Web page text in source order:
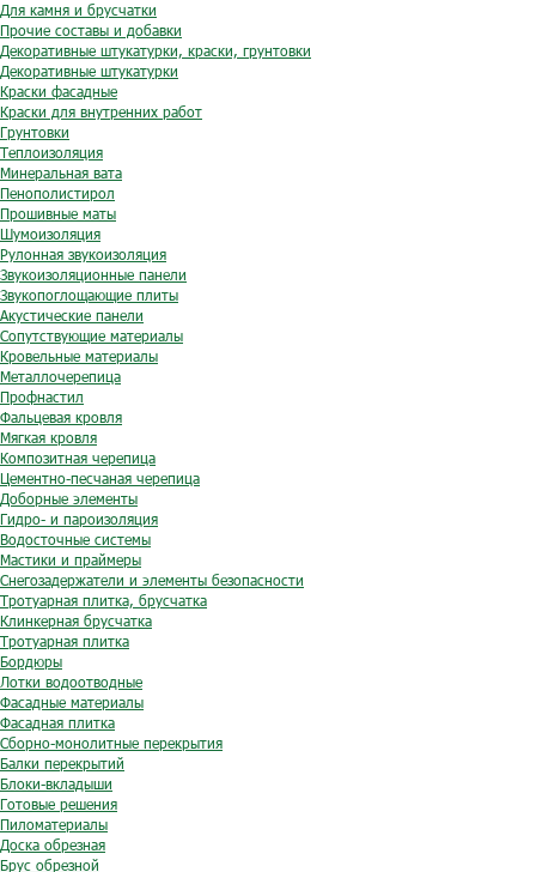
Для камня и брусчатки
Прочие составы и добавки
Декоративные штукатурки, краски, грунтовки
Декоративные штукатурки
Краски фасадные
Краски для внутренних работ
Грунтовки
Теплоизоляция
Минеральная вата
Пенополистирол
Прошивные маты
Шумоизоляция
Рулонная звукоизоляция
Звукоизоляционные панели
Звукопоглощающие плиты
Акустические панели
Сопутствующие материалы
Кровельные материалы
Металлочерепица
Профнастил
Фальцевая кровля
Мягкая кровля
Композитная черепица
Цементно-песчаная черепица
Доборные элементы
Гидро- и пароизоляция
Водосточные системы
Мастики и праймеры
Снегозадержатели и элементы безопасности
Тротуарная плитка, брусчатка
Клинкерная брусчатка
Тротуарная плитка
Бордюры
Лотки водоотводные
Фасадные материалы
Фасадная плитка
Сборно-монолитные перекрытия
Балки перекрытий
Блоки-вкладыши
Готовые решения
Пиломатериалы
Доска обрезная
Брус обрезной